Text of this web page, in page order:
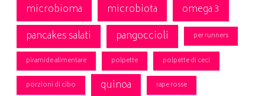
microbioma
microbiota
omega 3
pancakes salati
pangoccioli per runners
piramide alimentare polpette polpette di ceci
porzioni di cibo quinoa rape rosse